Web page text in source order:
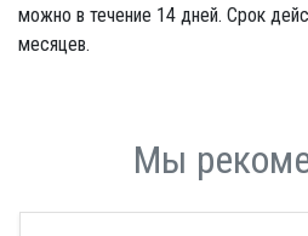
можно в течение 14 дней. Срок
месяцев.
Мы